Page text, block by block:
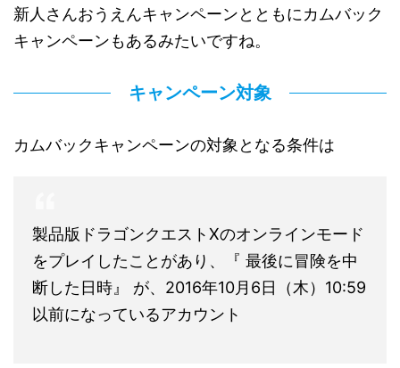
新人さんおうえんキャンペーンとともにカムバック
キャンペーンもあるみたいですね。
キャンペーン対象
カムバックキャンペーンの対象となる条件は
製品版ドラゴンクエストXのオンラインモード
をプレイしたことがあり、『 最後に冒険を中
断した日時』 が、2016年10月6日（木）10:59
以前になっているアカウント